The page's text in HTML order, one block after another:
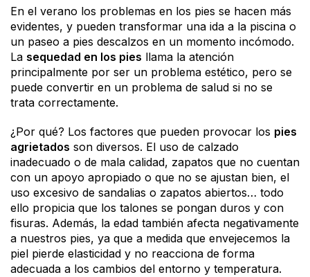
En el verano los problemas en los pies se hacen más
evidentes, y pueden transformar una ida a la piscina o
un paseo a pies descalzos en un momento incómodo.
La sequedad en los pies llama la atención
principalmente por ser un problema estético, pero se
puede convertir en un problema de salud si no se
trata correctamente.
¿Por qué? Los factores que pueden provocar los pies
agrietados son diversos. El uso de calzado
inadecuado o de mala calidad, zapatos que no cuentan
con un apoyo apropiado o que no se ajustan bien, el
uso excesivo de sandalias o zapatos abiertos… todo
ello propicia que los talones se pongan duros y con
fisuras. Además, la edad también afecta negativamente
a nuestros pies, ya que a medida que envejecemos la
piel pierde elasticidad y no reacciona de forma
adecuada a los cambios del entorno y temperatura.